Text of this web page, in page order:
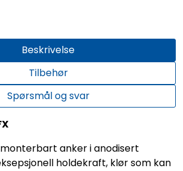
Beskrivelse
Tilbehør
Spørsmål og svar
anker i anodisert
holdekraft, klør som kan